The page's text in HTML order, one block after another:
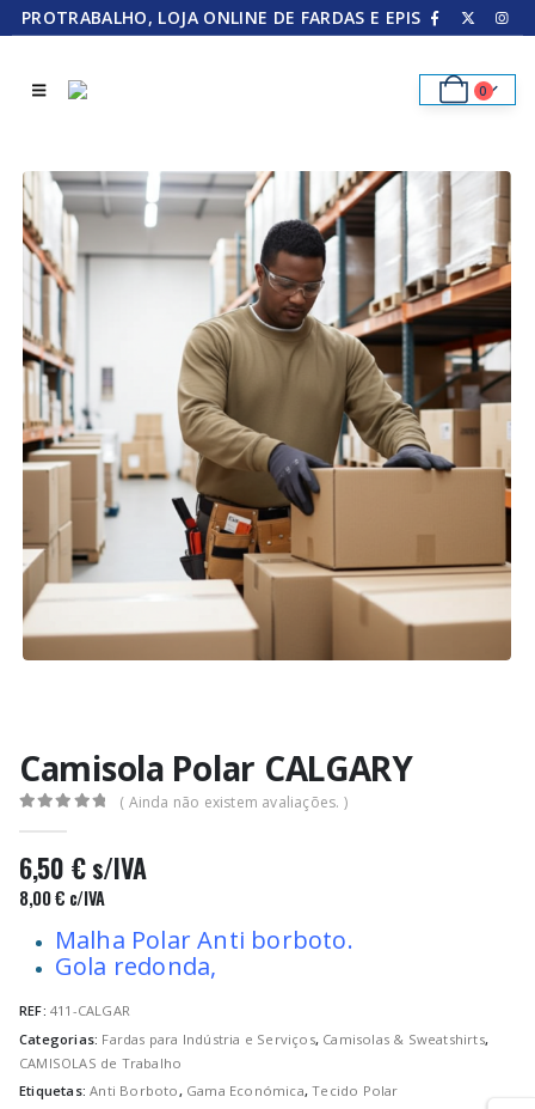
PROTRABALHO, LOJA ONLINE DE FARDAS E EPIS
0
Camisola Polar CALGARY
( Ainda não existem avaliações. )
6,50 €s/IVA
8,00€ c/IVA
Malha Polar Anti borboto.
Gola redonda,
REF: 411-CALGAR
Categorias: Fardas para Indústria e Serviços, Camisolas & Sweatshirts,
CAMISOLAS de Trabalho
Etiquetas:Anti Borboto, Gama Económica,Tecido Polar